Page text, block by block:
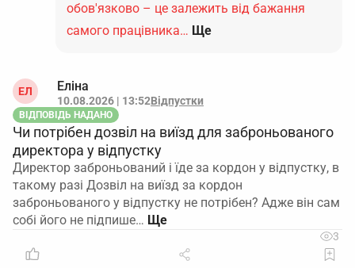
обов'язково – це залежить від бажання
самого працівника… Ще
ЕЛ Еліна
10.08.2026 | 13:52Відпустки
ВІДПОВІДЬ НАДАНО
Чи потрібен дозвіл на виїзд для заброньованого
директора у відпустку
Директор заброньований і їде за кордон у відпустку, в
такому разі Дозвіл на виїзд за кордон
заброньованого у відпустку не потрібен? Адже він сам
собі його не підпише…
3